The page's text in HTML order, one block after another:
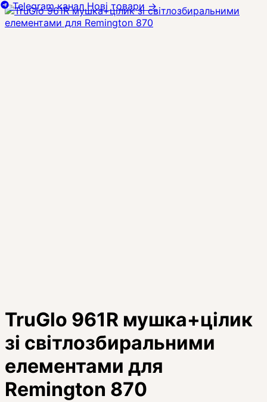
TruGlo 961R мушка+цілик
зі світлозбиральними
елементами для
Remington 870
Telegram канал Нові товари →